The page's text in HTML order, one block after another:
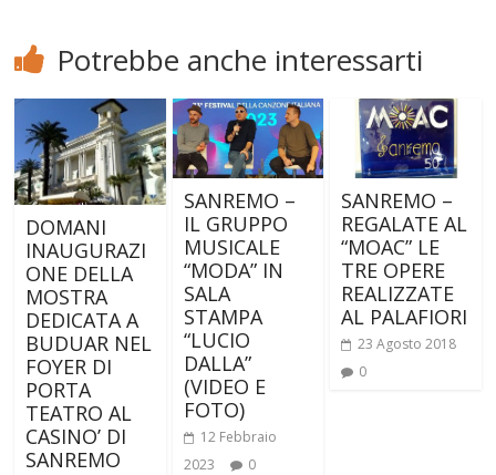
Potrebbe anche interessarti
DOMANI
INAUGURAZI
ONE DELLA
MOSTRA
DEDICATA A
BUDUAR NEL
FOYER DI
PORTA
TEATRO AL
CASINO’ DI
SANREMO
SANREMO –
IL GRUPPO
MUSICALE
“MODA” IN
SALA
STAMPA
“LUCIO
DALLA”
(VIDEO E
FOTO)
12 Febbraio
2023
0
SANREMO –
REGALATE AL
“MOAC” LE
TRE OPERE
REALIZZATE
AL PALAFIORI
23 Agosto 2018
0